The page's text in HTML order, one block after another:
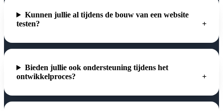
Kunnen jullie al tijdens de bouw van een website
testen?
Bieden jullie ook ondersteuning tijdens het
ontwikkelproces?